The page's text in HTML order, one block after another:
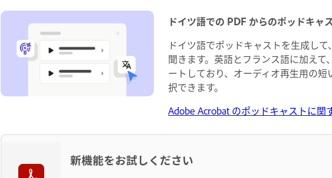
ドイツ語での PDF からのポッドキャ
ドイツ語でポッドキャストを生成し
聞きます。英語とフランス語に加え
ートしており、オーディオ再生用の
択できます。
Adobe Acrobat のポッドキャストに関
新機能をお試しください